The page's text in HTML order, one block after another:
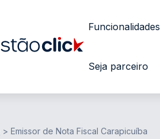
Funcionalidades
Seja parceiro
> Emissor de Nota Fiscal Carapicuíba